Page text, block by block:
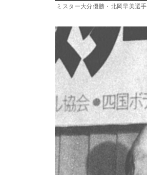
ミスター大分優勝・北岡早美選手